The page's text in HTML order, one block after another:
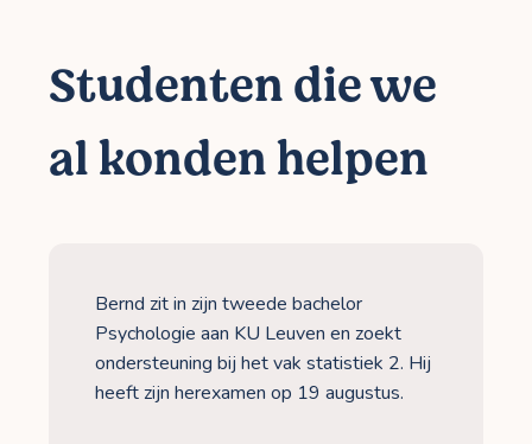
Studenten die we
al konden helpen
Bernd zit in zijn tweede bachelor
Psychologie aan KU Leuven en zoekt
ondersteuning bij het vak statistiek 2. Hij
heeft zijn herexamen op 19 augustus.